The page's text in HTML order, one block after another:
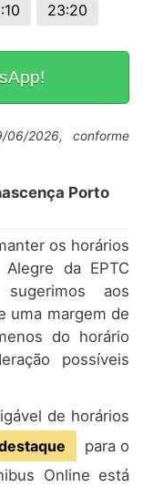
23:20
2026, conforme
Porto
os horários
da EPTC
aos
uma margem de
do horário
possíveis
de horários
para o
Online está